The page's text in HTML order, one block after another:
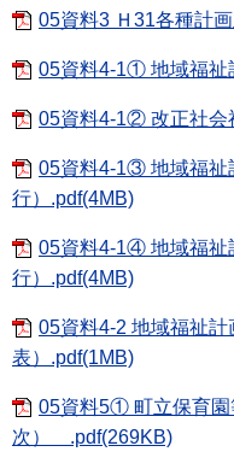
05資料3 Ｈ31各種計
05資料4-1① 地域福祉
05資料4-1② 改正社会
05資料4-1③ 地域福祉
行）.pdf(4MB)
05資料4-1④ 地域福祉
行）.pdf(4MB)
05資料4-2 地域福祉
表）.pdf(1MB)
05資料5① 町立保育園
次） .pdf(269KB)